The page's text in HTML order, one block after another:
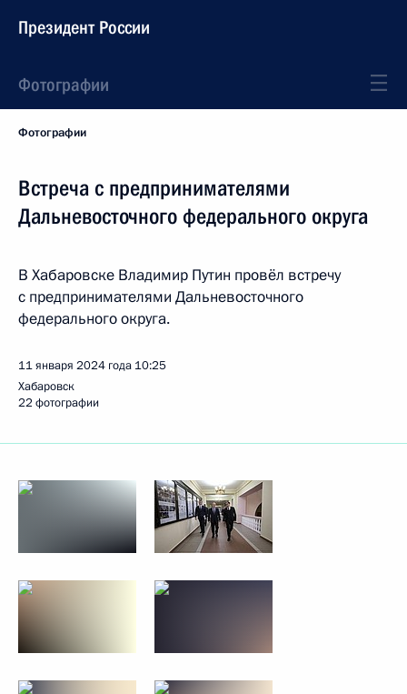
Президент России
Фотографии
Фотографии
Встреча с предпринимателями
Дальневосточного федерального округа
В Хабаровске Владимир Путин провёл встречу
с предпринимателями Дальневосточного
федерального округа.
11 января 2024 года 10:25
Хабаровск
22 фотографии